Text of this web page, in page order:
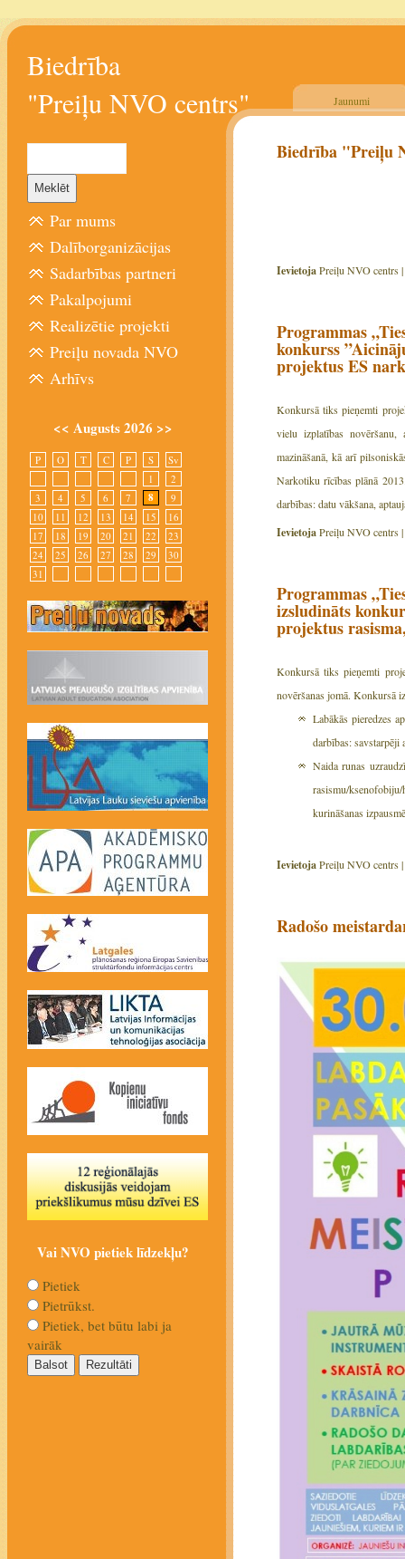
Biedrība
"Preiļu NVO centrs"
Jaunumi
Biedrība "Preiļu
IevietojaPreiļu NVO centrs |
Programmas
konkurss
projektus ES
Konkursā tiks pieņemti
vielu izplatības novēršanu,
mazināšanā, kā arī
Narkotiku rīcības plānā
darbības: datu vākšana,
IevietojaPreiļu NVO centrs |
Programmas
izsludināts
projektus
Konkursā tiks pieņemti
novēršanas jomā. Konkursā
Labākās pieredzes
darbības: savstarpēji
Naida runas
rasismu/
kurināšanas
IevietojaPreiļu NVO centrs |
Radošo
Par mums
Dalīborganizācijas
Sadarbības partneri
Pakalpojumi
Realizētie projekti
Preiļu novada NVO
Arhīvs
<< Augusts 2026 >>
P O T C P S
Sv
1
2
3
4 5 6 7 8
9
10
11 12 13 14 15
16
17
18 19 20 21 22
23
24
25 26 27 28 29
30
31
Vai NVO pietiek līdzekļu?
Pietiek
Pietrūkst.
Pietiek, bet būtu labi ja
vairāk